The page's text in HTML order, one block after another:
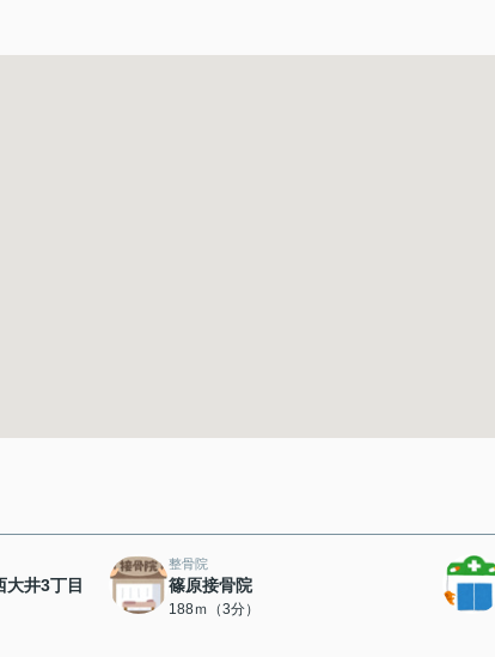
大井3丁目
整骨院
篠原接骨院
188ｍ（3分）